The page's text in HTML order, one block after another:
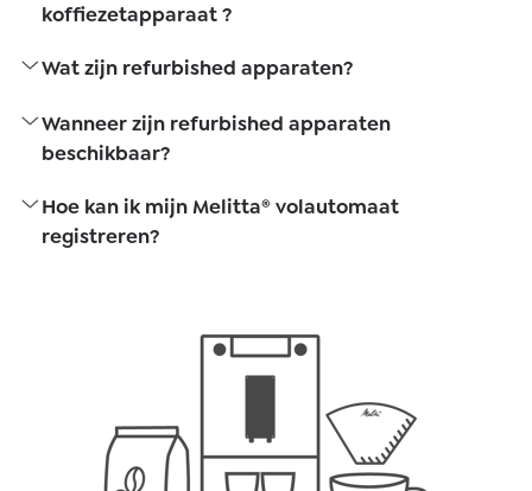
koffiezetapparaat ?
Wat zijn refurbished apparaten?
Wanneer zijn refurbished apparaten
beschikbaar?
Hoe kan ik mijn Melitta® volautomaat
registreren?